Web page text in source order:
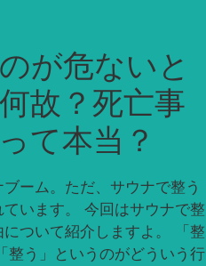
が危ないと
故？死亡事
て本当？
ーム。ただ、サウナで整う
います。 今回はサウナで整
ついて紹介しますよ。 「整
整う」というのがどういう行